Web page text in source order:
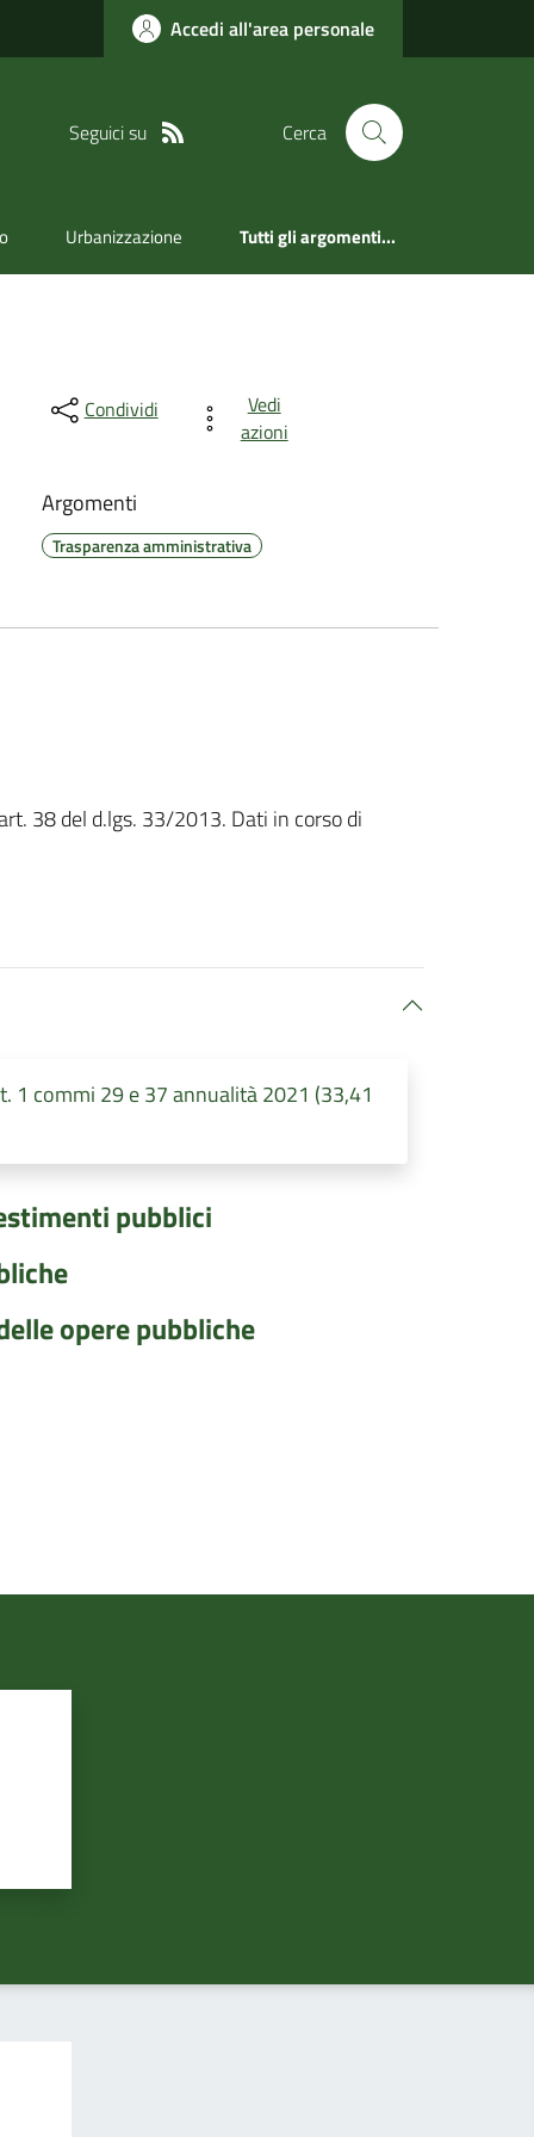
Accedi all'area personale
Seguici su Cerca
Urbanizzazione Tutti gli argomenti...
Condividi
Vedi
azioni
Argomenti
Trasparenza amministrativa
38 del d.lgs. 33/2013. Dati in corso di
1 commi 29 e 37 annualità 2021 (33,41
pubblici
opere pubbliche